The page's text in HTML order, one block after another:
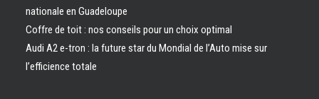
nationale en Guadeloupe
Coffre de toit : nos conseils pour un choix optimal
Audi A2 e-tron : la future star du Mondial de l’Auto mise sur
l’efficience totale